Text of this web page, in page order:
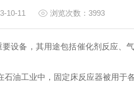
10-11 浏览次数：3993
设备，其用途包括催化剂反应、
工业中，固定床反应器被用于各